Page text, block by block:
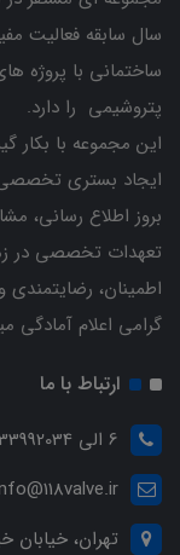
سال سابقه فعالیت
ساختمانی با پروژه
پتروشیمی را دارد.
این مجموعه با بکار
ایجاد بستری تخصصی
بروز اطلاع رسانی،
تعهدات تخصصی در
اطمینان،
گرامی اعلام آمادگی
ارتباط با ما
6 الی 33992034-021
تهران،